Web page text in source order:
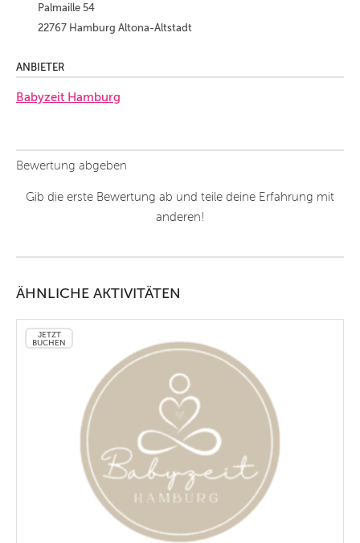
Palmaille 54
22767 Hamburg Altona-Altstadt
ANBIETER
Babyzeit Hamburg
Bewertung abgeben
Gib die erste Bewertung ab und teile deine Erfahrung mit
anderen!
ÄHNLICHE AKTIVITÄTEN
JETZT
BUCHEN